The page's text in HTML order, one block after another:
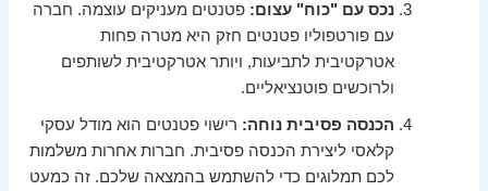
נכס עם "כוח" עצום: פטנטים מעניקים עוצמה. חברה
עם פורטפוליו פטנטים חזק היא מטרה פחות
אטרקטיבית לתביעות, ויותר אטרקטיבית לשותפים
ולרוכשים פוטנציאליים.
הכנסה פסיבית נוחה: רישוי פטנטים הוא מודל עסקי
קלאסי ליצירת הכנסה פסיבית. חברות אחרות משלמות
לכם תמלוגים כדי להשתמש בהמצאה שלכם. זה כמעט